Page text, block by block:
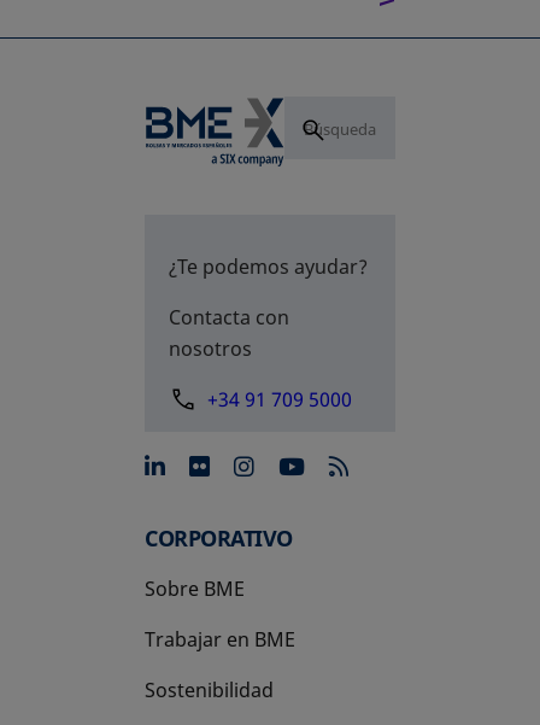
¿Te podemos ayudar?
Contacta con
nosotros
+34 91 709 5000
se abre en una pestaña
se abre en una pestaña
se abre en una
se abre en una
CORPORATIVO
Sobre BME
Trabajar en BME
Sostenibilidad